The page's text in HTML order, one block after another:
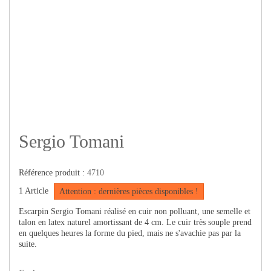
Sergio Tomani
Référence produit : 4710
1 Article Attention : dernières pièces disponibles !
Escarpin Sergio Tomani réalisé en cuir non polluant, une semelle et
talon en latex naturel amortissant de 4 cm. Le cuir très souple prend
en quelques heures la forme du pied, mais ne s'avachie pas par la
suite.